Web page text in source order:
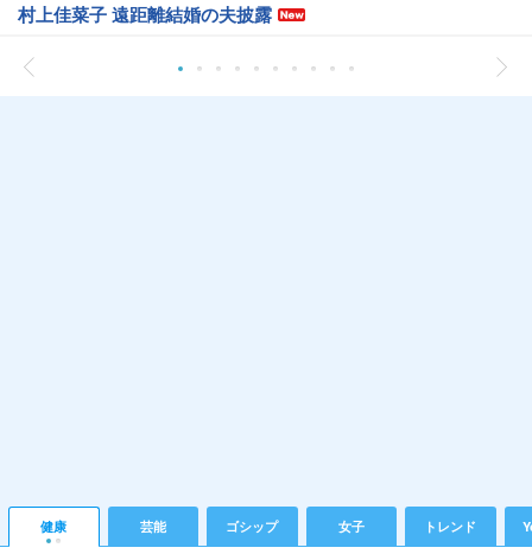
村上佳菜子 遠距離結婚の夫披露
健康 芸能 ゴシップ 女子 トレンド